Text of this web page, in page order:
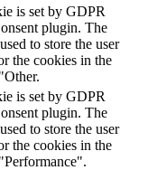
is set by GDPR
plugin. The
to store the user
the cookies in the
is set by GDPR
plugin. The
to store the user
the cookies in the